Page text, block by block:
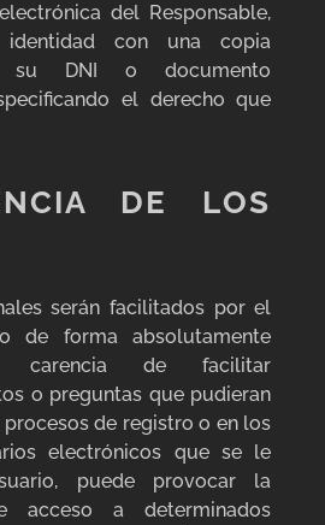
del Responsable,
identidad con una copia
su DNI o documento
el derecho que
DE LOS
serán facilitados por el
de forma absolutamente
carencia de facilitar
o preguntas que pudieran
de registro o en los
electrónicos que se le
puede provocar la
acceso a determinados